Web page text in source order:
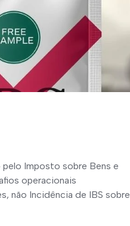
Imposto sobre Bens e
operacionais
não Incidência de IBS sobre